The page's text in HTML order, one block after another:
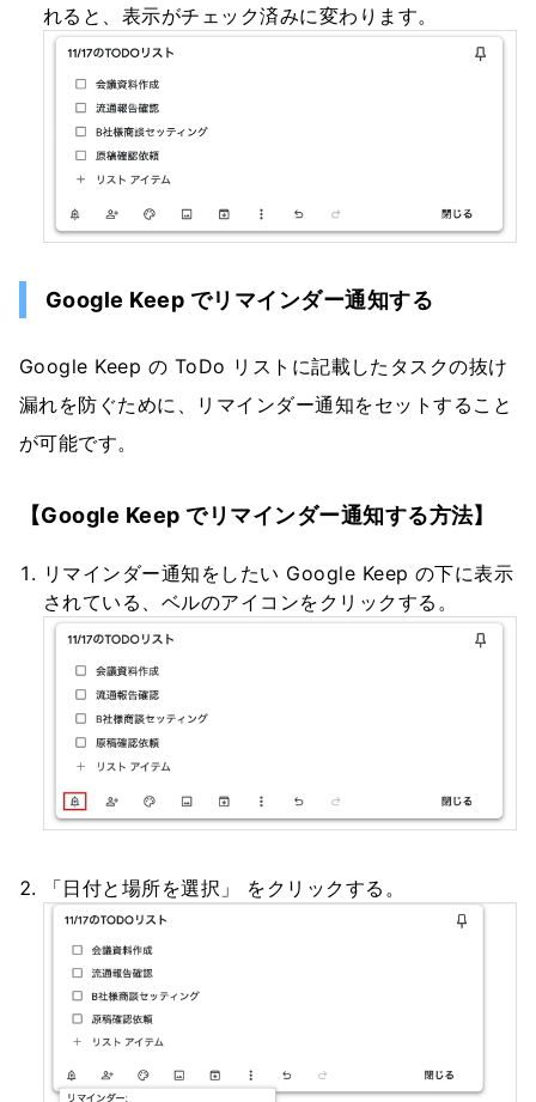
れると、表示がチェック済みに変わります。
Google Keep でリマインダー通知する
Google Keep の ToDo リストに記載したタスクの抜け
漏れを防ぐために、リマインダー通知をセットすること
が可能です。
【Google Keep でリマインダー通知する方法】
リマインダー通知をしたい Google Keep の下に表示
されている、ベルのアイコンをクリックする。
「日付と場所を選択」 をクリックする。